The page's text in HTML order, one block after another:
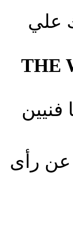
علي
THE
عن رأى